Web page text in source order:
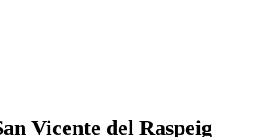
Vicente del Raspeig